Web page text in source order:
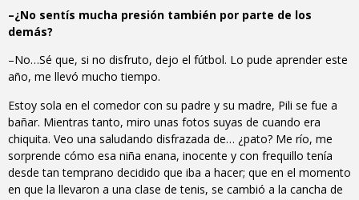
–¿No sentís mucha presión también por parte de los
demás?
–No…Sé que, si no disfruto, dejo el fútbol. Lo pude aprender este
año, me llevó mucho tiempo.
Estoy sola en el comedor con su padre y su madre, Pili se fue a
bañar. Mientras tanto, miro unas fotos suyas de cuando era
chiquita. Veo una saludando disfrazada de… ¿pato? Me río, me
sorprende cómo esa niña enana, inocente y con frequillo tenía
desde tan temprano decidido que iba a hacer; que en el momento
en que la llevaron a una clase de tenis, se cambió a la cancha de